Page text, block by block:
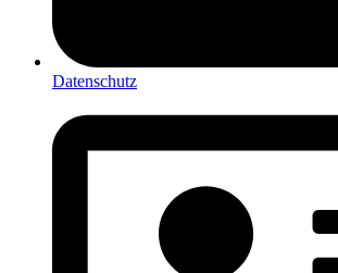
Datenschutz